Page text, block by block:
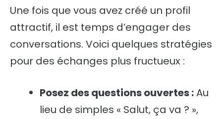
Une fois que vous avez créé un profil
attractif, il est temps d’engager des
conversations. Voici quelques stratégies
pour des échanges plus fructueux :
Posez des questions ouvertes :Au
lieu de simples « Salut, ça va ? »,